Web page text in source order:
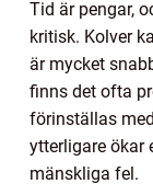
Tid är pengar,
kritisk. Kolver
är mycket
finns det ofta
förinställas
ytterligare ökar
mänskliga fel.